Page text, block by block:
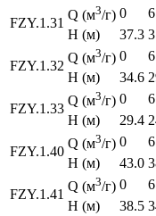
FZY.1.31
Q (м3/г) 0 6
H (м)
37.3
FZY.1.32
Q (м3/г) 0 6
H (м)
34.6
FZY.1.33
Q (м3/г) 0 6
H (м)
29.4
FZY.1.40
Q (м3/г) 0 6
H (м)
43.0
FZY.1.41
Q (м3/г) 0 6
H (м)
38.5